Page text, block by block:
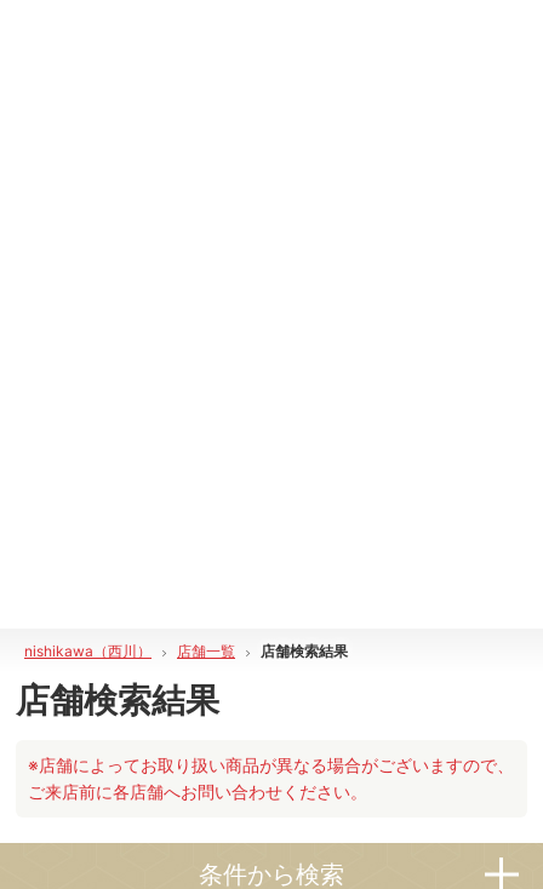
nishikawa（西川） 店舗一覧 店舗検索結果
店舗検索結果
※店舗によってお取り扱い商品が異なる場合がございますので、
ご来店前に各店舗へお問い合わせください。
条件から検索